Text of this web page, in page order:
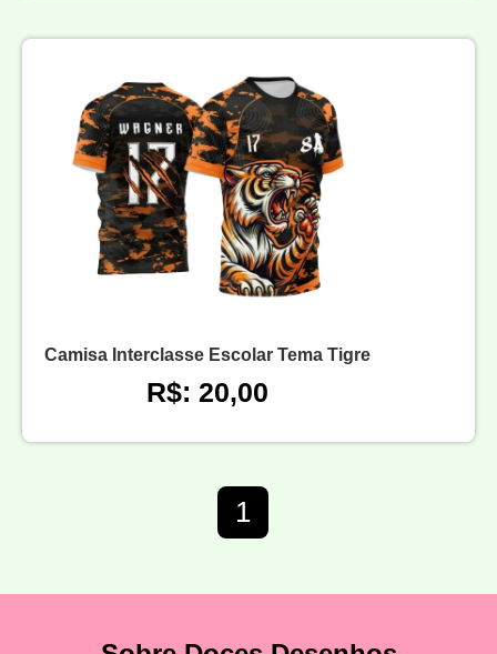
Camisa Interclasse Escolar Tema Tigre
R$: 20,00
1